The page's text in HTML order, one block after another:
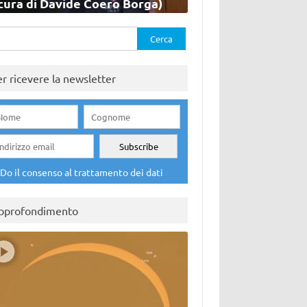
ricevere la newsletter
Do il consenso al trattamento dei dati